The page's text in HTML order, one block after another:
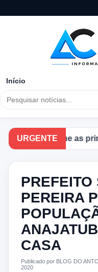
Início
URGENTE
Acompanhe as
PREFEITO
PEREIRA
CASA
Publicado por BLOG DO
2020